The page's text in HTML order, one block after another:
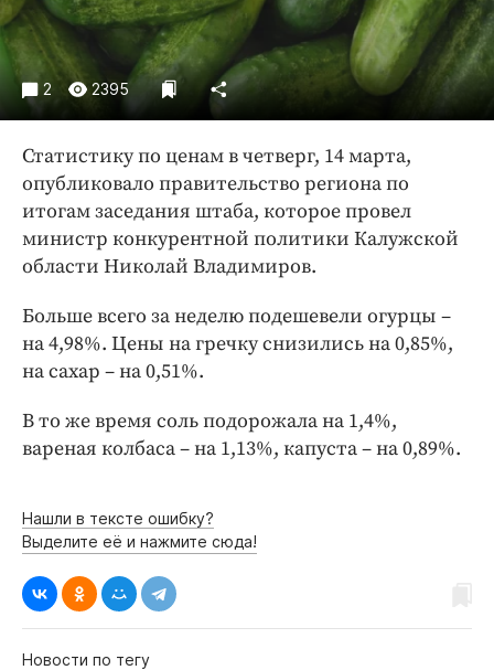
Экономика и бизнес
ПРОЕКТЫ
Блоги
Медиаперсона
Интересное чтиво
Клиника года
Бренд года
2 2395
Статистику по ценам в четверг, 14 марта,
опубликовало правительство региона по
итогам заседания штаба, которое провел
министр конкурентной политики Калужской
области Николай Владимиров.
Больше всего за неделю подешевели огурцы –
на 4,98%. Цены на гречку снизились на 0,85%,
на сахар – на 0,51%.
В то же время соль подорожала на 1,4%,
вареная колбаса – на 1,13%, капуста – на 0,89%.
Нашли в тексте ошибку?
Выделите её и нажмите сюда!
Новости по тегу